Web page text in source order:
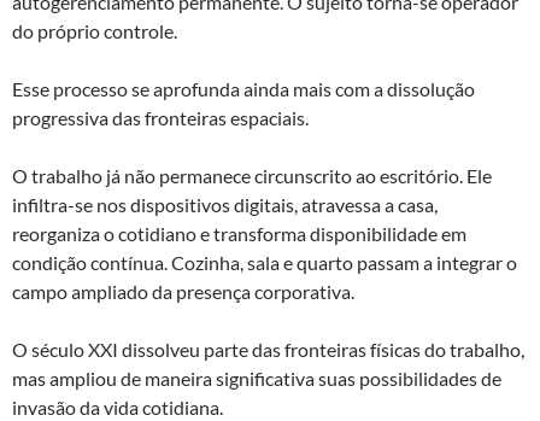
do próprio controle.
Esse processo se aprofunda ainda mais com a dissolução
progressiva das fronteiras espaciais.
O trabalho já não permanece circunscrito ao escritório. Ele
infiltra-se nos dispositivos digitais, atravessa a casa,
reorganiza o cotidiano e transforma disponibilidade em
condição contínua. Cozinha, sala e quarto passam a integrar o
campo ampliado da presença corporativa.
O século XXI dissolveu parte das fronteiras físicas do trabalho,
mas ampliou de maneira significativa suas possibilidades de
invasão da vida cotidiana.